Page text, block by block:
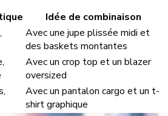
Idée de combinaison
Avec une jupe plissée midi et
des baskets montantes
Avec un crop top et un blazer
oversized
Avec un pantalon cargo et un t-
shirt graphique